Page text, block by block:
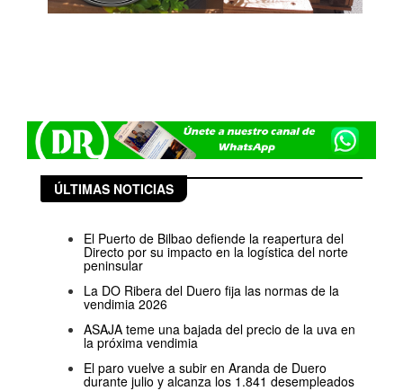
ÚLTIMAS NOTICIAS
El Puerto de Bilbao defiende la reapertura del
Directo por su impacto en la logística del norte
peninsular
La DO Ribera del Duero fija las normas de la
vendimia 2026
ASAJA teme una bajada del precio de la uva en
la próxima vendimia
El paro vuelve a subir en Aranda de Duero
durante julio y alcanza los 1.841 desempleados